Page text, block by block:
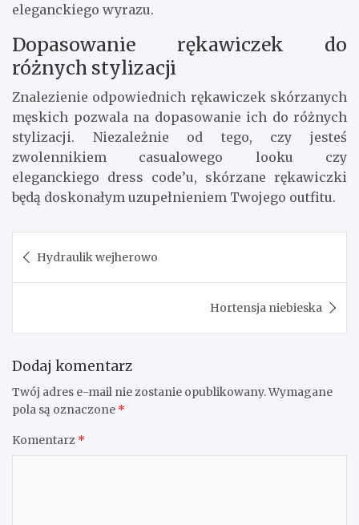
eleganckiego wyrazu.
Dopasowanie rękawiczek do
różnych stylizacji
Znalezienie odpowiednich rękawiczek skórzanych
męskich pozwala na dopasowanie ich do różnych
stylizacji. Niezależnie od tego, czy jesteś
zwolennikiem casualowego looku czy
eleganckiego dress code’u, skórzane rękawiczki
będą doskonałym uzupełnieniem Twojego outfitu.
wpisu
Hydraulik wejherowo
Hortensja niebieska
Dodaj komentarz
Twój adres e-mail nie zostanie opublikowany.Wymagane
pola są oznaczone *
Komentarz *